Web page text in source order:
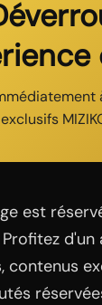
exclusifs
est
contenus